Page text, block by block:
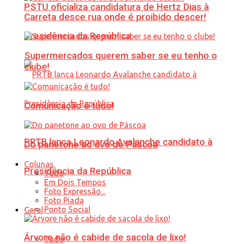
PSTU oficializa candidatura de Hertz Dias à
Presidência da República
PRTB lança Leonardo Avalanche candidato à
Presidência da República
Geral
Tudo
Carreta desce rua onde é proibido descer!
Supermercados querem saber se eu tenho o
clube!
Comunicação é tudo!
Do panetone ao ovo de Páscoa
Colunas
Tudo
Em Dois Tempos
Foto Expressão...
Foto Piada
Ponto Social
Árvore não é cabide de sacola de lixo!